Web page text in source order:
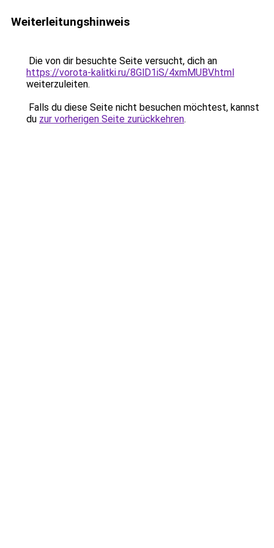
Weiterleitungshinweis
Die von dir besuchte Seite versucht, dich an
https://vorota-kalitki.ru/8GlD1iS/4xmMUBV.html
weiterzuleiten.
Falls du diese Seite nicht besuchen möchtest, kannst
du zur vorherigen Seite zurückkehren.